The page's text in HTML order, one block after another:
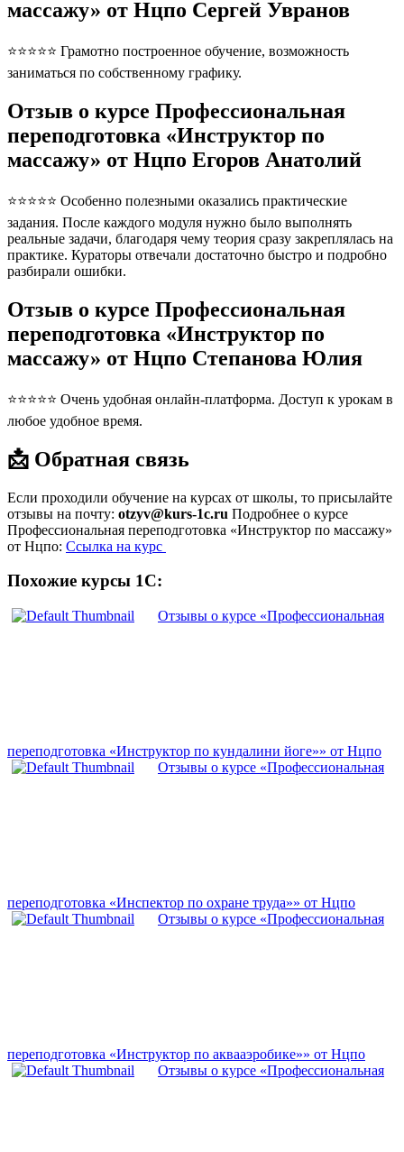
массажу» от Нцпо Сергей Увранов
⭐⭐⭐⭐⭐ Грамотно построенное обучение, возможность
заниматься по собственному графику.
Отзыв о курсе Профессиональная
переподготовка «Инструктор по
массажу» от Нцпо Егоров Анатолий
⭐⭐⭐⭐⭐ Особенно полезными оказались практические
задания. После каждого модуля нужно было выполнять
реальные задачи, благодаря чему теория сразу закреплялась на
практике. Кураторы отвечали достаточно быстро и подробно
разбирали ошибки.
Отзыв о курсе Профессиональная
переподготовка «Инструктор по
массажу» от Нцпо Степанова Юлия
⭐⭐⭐⭐⭐ Очень удобная онлайн-платформа. Доступ к урокам в
любое удобное время.
📩 Обратная связь
Если проходили обучение на курсах от школы, то присылайте
отзывы на почту: otzyv@kurs-1c.ru Подробнее о курсе
Профессиональная переподготовка «Инструктор по массажу»
от Нцпо: Ссылка на курс
Похожие курсы 1С:
Отзывы о курсе «Профессиональная
переподготовка «Инструктор по кундалини йоге»» от Нцпо
Отзывы о курсе «Профессиональная
переподготовка «Инспектор по охране труда»» от Нцпо
Отзывы о курсе «Профессиональная
переподготовка «Инструктор по аквааэробике»» от Нцпо
Отзывы о курсе «Профессиональная